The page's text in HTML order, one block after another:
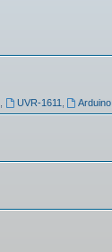
UVR-1611 Arduino